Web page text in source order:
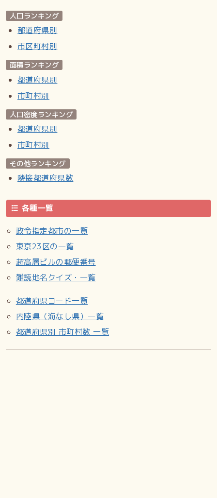
人口ランキング
都道府県別
市区町村別
面積ランキング
都道府県別
市町村別
人口密度ランキング
都道府県別
市町村別
その他ランキング
隣接都道府県数
各種一覧
政令指定都市の一覧
東京23区の一覧
超高層ビルの郵便番号
難読地名クイズ・一覧
都道府県コード一覧
内陸県（海なし県）一覧
都道府県別 市町村数 一覧